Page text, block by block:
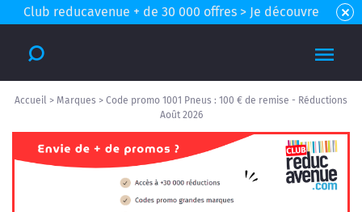
Club reducavenue + de 30 000 offres > Je découvre
Accueil > Marques > Code promo 1001 Pneus : 100 € de remise - Réductions
Août 2026